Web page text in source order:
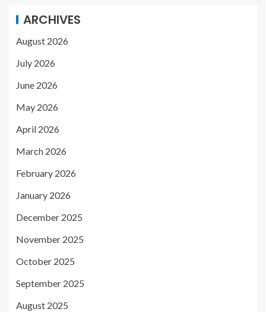
ARCHIVES
August 2026
July 2026
June 2026
May 2026
April 2026
March 2026
February 2026
January 2026
December 2025
November 2025
October 2025
September 2025
August 2025